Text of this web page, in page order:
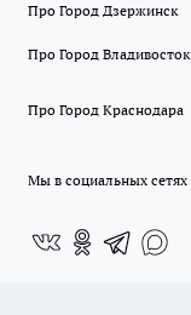
Про Город Дзержинск
Про Город Владивосток
Про Город Краснодара
Мы в социальных сетях